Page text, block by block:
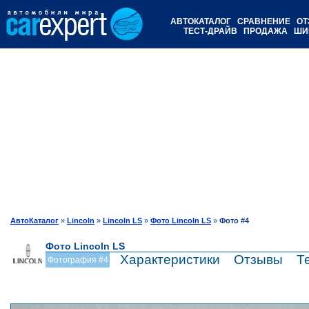
АВТОКАТАЛОГ СРАВНЕНИЕ
ТЕСТ-ДРАЙВ
ПРОДАЖА
АвтоКаталог » Lincoln » Lincoln LS » Фото Lincoln LS » Фото #4
Фото Lincoln LS
Фотография #4 Характеристики Отзывы